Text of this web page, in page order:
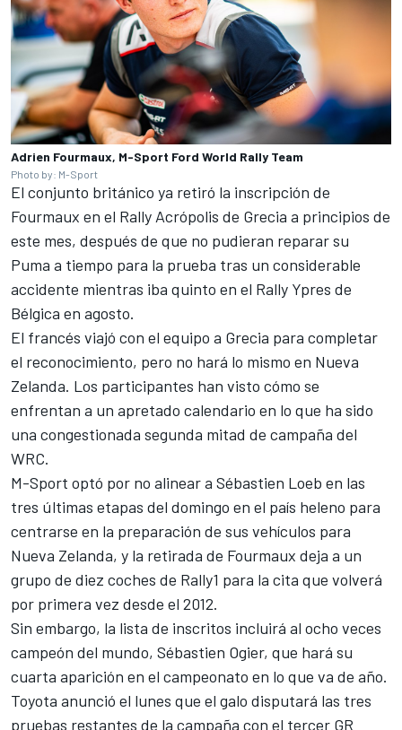
Adrien Fourmaux, M-Sport Ford World Rally Team
Photo by: M-Sport
El conjunto británico ya retiró la inscripción de
Fourmaux en el Rally Acrópolis de Grecia a principios de
este mes, después de que no pudieran reparar su
Puma a tiempo para la prueba tras un considerable
accidente mientras iba quinto en el Rally Ypres de
Bélgica en agosto.
El francés viajó con el equipo a Grecia para completar
el reconocimiento, pero no hará lo mismo en Nueva
Zelanda. Los participantes han visto cómo se
enfrentan a un apretado calendario en lo que ha sido
una congestionada segunda mitad de campaña del
WRC.
M-Sport optó por no alinear a Sébastien Loeb en las
tres últimas etapas del domingo en el país heleno para
centrarse en la preparación de sus vehículos para
Nueva Zelanda, y la retirada de Fourmaux deja a un
grupo de diez coches de Rally1 para la cita que volverá
por primera vez desde el 2012.
Sin embargo, la lista de inscritos incluirá al ocho veces
campeón del mundo, Sébastien Ogier, que hará su
cuarta aparición en el campeonato en lo que va de año.
Toyota anunció el lunes que el galo disputará las tres
pruebas restantes de la campaña con el tercer GR